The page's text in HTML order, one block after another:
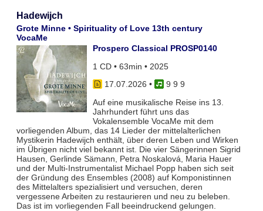
Hadewijch
Grote Minne • Spirituality of Love 13th century
VocaMe
Prospero Classical PROSP0140
1 CD • 63min • 2025
17.07.2026 •
9 9 9
Auf eine musikalische Reise ins 13.
Jahrhundert führt uns das
Vokalensemble VocaMe mit dem
vorliegenden Album, das 14 Lieder der mittelalterlichen
Mystikerin Hadewijch enthält, über deren Leben und Wirken
im Übrigen nicht viel bekannt ist. Die vier Sängerinnen Sigrid
Hausen, Gerlinde Sämann, Petra Noskalová, Maria Hauer
und der Multi-Instrumentalist Michael Popp haben sich seit
der Gründung des Ensembles (2008) auf Komponistinnen
des Mittelalters spezialisiert und versuchen, deren
vergessene Arbeiten zu restaurieren und neu zu beleben.
Das ist im vorliegenden Fall beeindruckend gelungen.